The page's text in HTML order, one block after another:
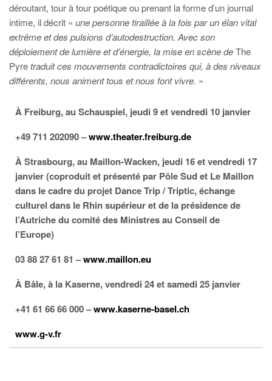
déroutant, tour à tour poétique ou prenant la forme d’un journal
intime, il décrit « une personne tiraillée à la fois par un élan vital
extrême et des pulsions d’autodestruction. Avec son
déploiement de lumière et d’énergie, la mise en scène deThe
Pyretraduit ces mouvements contradictoires qui, à des niveaux
différents, nous animent tous et nous font vivre. »
À Freiburg, au Schauspiel, jeudi 9 et vendredi 10 janvier
+49 711 202090 –www.theater.freiburg.de
À Strasbourg, au Maillon-Wacken, jeudi 16 et vendredi 17
janvier (coproduit et présenté par Pôle Sud et Le Maillon
dans le cadre du projet Dance Trip / Triptic, échange
culturel dans le Rhin supérieur et de la présidence de
l’Autriche du comité des Ministres au Conseil de
l’Europe)
03 88 27 61 81 –www.maillon.eu
À Bâle, à la Kaserne, vendredi 24 et samedi 25 janvier
+41 61 66 66 000 –www.kaserne-basel.ch
www.g-v.fr